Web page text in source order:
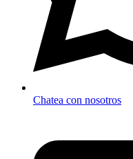
Chatea con nosotros